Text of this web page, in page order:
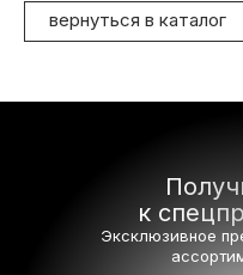
вернуться в каталог
к
Эксклюзивное